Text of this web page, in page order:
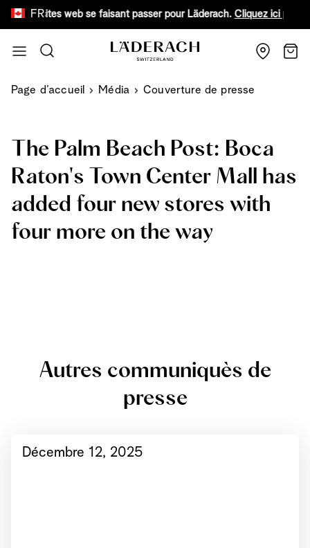
FR
sites web se faisant passer pour Läderach.Cliquez ici pour en
Recherche
Page d’accueil Média Couverture de presse
The Palm Beach Post: Boca
Raton's Town Center Mall has
added four new stores with
four more on the way
Autres communiquès de
presse
Décembre 12, 2025